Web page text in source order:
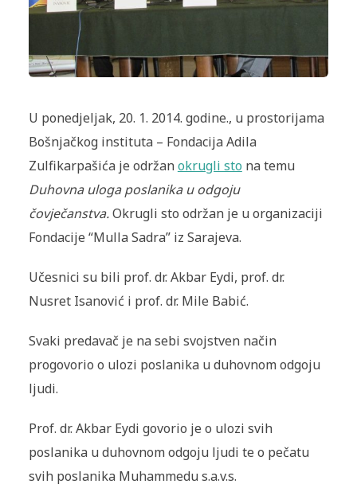
U ponedjeljak, 20. 1. 2014. godine., u prostorijama
Bošnjačkog instituta – Fondacija Adila
Zulfikarpašića je održanokrugli sto na temu
Duhovna uloga poslanika u odgoju
čovječanstva.Okrugli sto održan je u organizaciji
Fondacije “Mulla Sadra” iz Sarajeva.
Učesnici su bili prof. dr. Akbar Eydi, prof. dr.
Nusret Isanović i prof. dr. Mile Babić.
Svaki predavač je na sebi svojstven način
progovorio o ulozi poslanika u duhovnom odgoju
ljudi.
Prof. dr. Akbar Eydi govorio je o ulozi svih
poslanika u duhovnom odgoju ljudi te o pečatu
svih poslanika Muhammedu s.a.v.s.